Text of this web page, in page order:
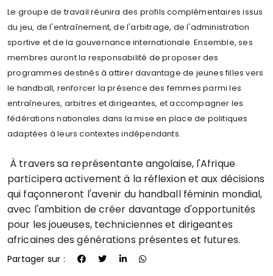
Le groupe de travail réunira des profils complémentaires issus
du jeu, de l'entraînement, de l'arbitrage, de l'administration
sportive et de la gouvernance internationale. Ensemble, ses
membres auront la responsabilité de proposer des
programmes destinés à attirer davantage de jeunes filles vers
le handball, renforcer la présence des femmes parmi les
entraîneures, arbitres et dirigeantes, et accompagner les
fédérations nationales dans la mise en place de politiques
adaptées à leurs contextes indépendants.
À travers sa représentante angolaise, l'Afrique
participera activement à la réflexion et aux décisions
qui façonneront l'avenir du handball féminin mondial,
avec l'ambition de créer davantage d'opportunités
pour les joueuses, techniciennes et dirigeantes
africaines des générations présentes et futures.
Partager sur :